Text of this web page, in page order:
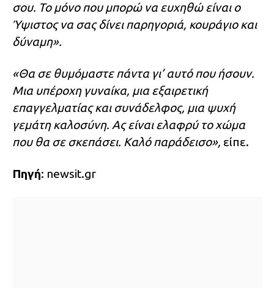
σου. Το μόνο που μπορώ να ευχηθώ είναι ο
Ύψιστος να σας δίνει παρηγοριά, κουράγιο και
δύναμη».
«Θα σε θυμόμαστε πάντα γι’ αυτό που ήσουν.
Μια υπέροχη γυναίκα, μια εξαιρετική
επαγγελματίας και συνάδελφος, μια ψυχή
γεμάτη καλοσύνη. Ας είναι ελαφρύ το χώμα
που θα σε σκεπάσει. Καλό παράδεισο», είπε.
Πηγή: newsit.gr